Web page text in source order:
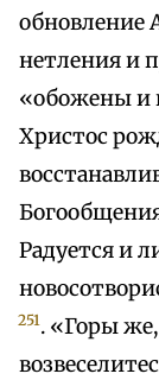
обновление
нетления и
«обожены и
Христос
Радуется и
251. «Горы